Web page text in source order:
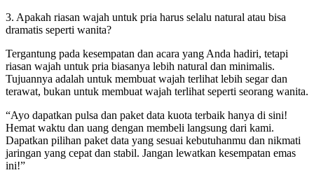
3. Apakah riasan wajah untuk pria harus selalu natural atau bisa
dramatis seperti wanita?
Tergantung pada kesempatan dan acara yang Anda hadiri, tetapi
riasan wajah untuk pria biasanya lebih natural dan minimalis.
Tujuannya adalah untuk membuat wajah terlihat lebih segar dan
terawat, bukan untuk membuat wajah terlihat seperti seorang wanita.
“Ayo dapatkan pulsa dan paket data kuota terbaik hanya di sini!
Hemat waktu dan uang dengan membeli langsung dari kami.
Dapatkan pilihan paket data yang sesuai kebutuhanmu dan nikmati
jaringan yang cepat dan stabil. Jangan lewatkan kesempatan emas
ini!”